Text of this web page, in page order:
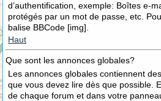
d’authentification, exemple: Boîtes e-
protégés par un mot de passe, etc.
balise BBCode [img].
Haut
Que sont les annonces globales?
Les annonces globales contiennent
que vous devez lire dès que possible.
de chaque forum et dans votre